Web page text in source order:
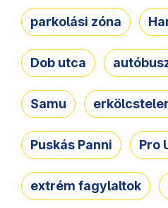
parkolási zóna
Dob utca
Samu
Puskás Panni Pro
extrém fagylaltok